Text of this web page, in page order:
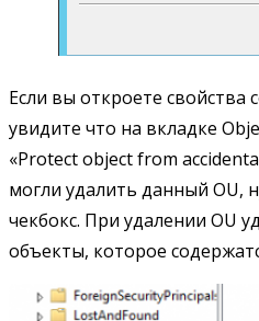
Если вы откроете свойства
увидите что на вкладке
«Protect object from
могли удалить данный OU,
чекбокс. При удалении OU
объекты, которое